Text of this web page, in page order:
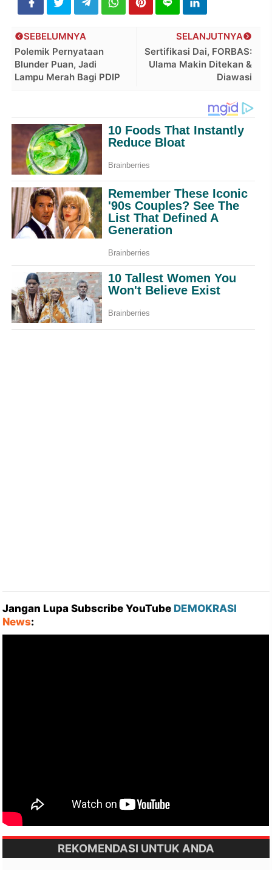
SELANJUTNYA
Sertifikasi Dai, FORBAS:
Ulama Makin Ditekan &
Diawasi
SEBELUMNYA
Polemik Pernyataan
Blunder Puan, Jadi
Lampu Merah Bagi PDIP
Jangan Lupa Subscribe YouTube DEMOKRASI
News:
REKOMENDASI UNTUK ANDA